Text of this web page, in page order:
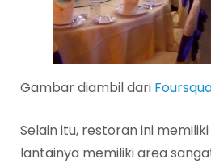
Gambar diambil dari
Selain itu, restoran ini
lantainya memiliki area